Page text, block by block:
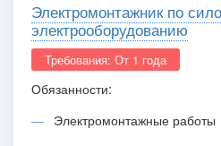
Электромонтажник по
электрооборудованию
Требования: От 1 года
Обязанности:
Электромонтажные работы